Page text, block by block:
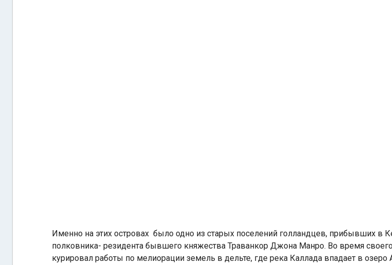
Именно на этих островах было одно из старых поселений голландцев, прибывших в
полковника- резидента бывшего княжества Траванкор Джона Манро. Во время
курировал работы по мелиорации земель в дельте, где река Каллада впадает в